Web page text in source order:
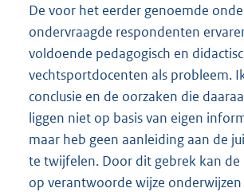
De voor het eerder genoemde
ondervraagde respondenten
voldoende pedagogisch en
vechtsportdocenten als probleem.
conclusie en de oorzaken die
liggen niet op basis van eigen
maar heb geen aanleiding aan de
te twijfelen. Door dit gebrek kan
op verantwoorde wijze onderwijzen